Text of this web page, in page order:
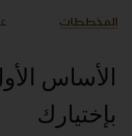
المخططات
الأساس
بإختيارك